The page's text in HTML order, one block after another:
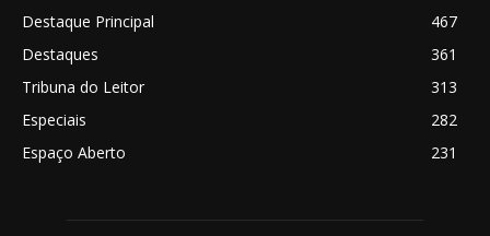
Destaque Principal
467
Destaques
361
Tribuna do Leitor
313
Especiais
282
Espaço Aberto
231